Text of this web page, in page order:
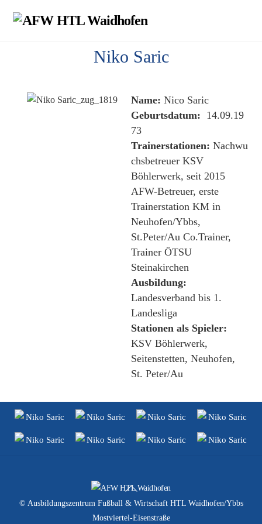
Niko Saric
Name: Nico Saric
Geburtsdatum: 14.09.19
73
Trainerstationen: Nachwu
chsbetreuer KSV
Böhlerwerk, seit 2015
AFW-Betreuer, erste
Trainerstation KM in
Neuhofen/Ybbs,
St.Peter/Au Co.Trainer,
Trainer ÖTSU
Steinakirchen
Ausbildung:
Landesverband bis 1.
Landesliga
Stationen als Spieler:
KSV Böhlerwerk,
Seitenstetten, Neuhofen,
St. Peter/Au
Back
To
Top
© Ausbildungszentrum Fußball & Wirtschaft HTL Waidhofen/Ybbs
Mostviertel-Eisenstraße